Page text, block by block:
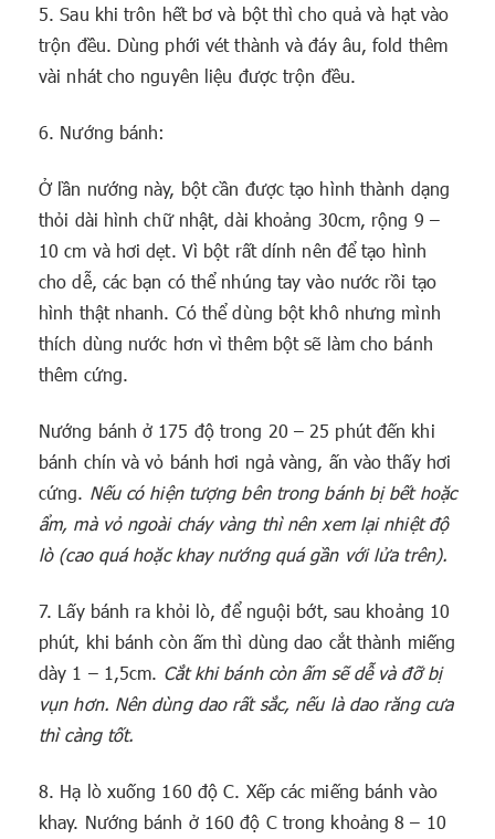
5. Sau khi trôn hết bơ và bột thì cho quả và hạt vào
trộn đều. Dùng phới vét thành và đáy âu, fold thêm
vài nhát cho nguyên liệu được trộn đều.
6. Nướng bánh:
Ở lần nướng này, bột cần được tạo hình thành dạng
thỏi dài hình chữ nhật, dài khoảng 30cm, rộng 9 –
10 cm và hơi dẹt. Vì bột rất dính nên để tạo hình
cho dễ, các bạn có thể nhúng tay vào nước rồi tạo
hình thật nhanh. Có thể dùng bột khô nhưng mình
thích dùng nước hơn vì thêm bột sẽ làm cho bánh
thêm cứng.
Nướng bánh ở 175 độ trong 20 – 25 phút đến khi
bánh chín và vỏ bánh hơi ngả vàng, ấn vào thấy hơi
cứng. Nếu có hiện tượng bên trong bánh bị bết hoặc
ẩm, mà vỏ ngoài cháy vàng thì nên xem lại nhiệt độ
lò (cao quá hoặc khay nướng quá gần với lửa trên).
7. Lấy bánh ra khỏi lò, để nguội bớt, sau khoảng 10
phút, khi bánh còn ấm thì dùng dao cắt thành miếng
dày 1 – 1,5cm. Cắt khi bánh còn ấm sẽ dễ và đỡ bị
vụn hơn. Nên dùng dao rất sắc, nếu là dao răng cưa
thì càng tốt.
8. Hạ lò xuống 160 độ C. Xếp các miếng bánh vào
khay. Nướng bánh ở 160 độ C trong khoảng 8 – 10